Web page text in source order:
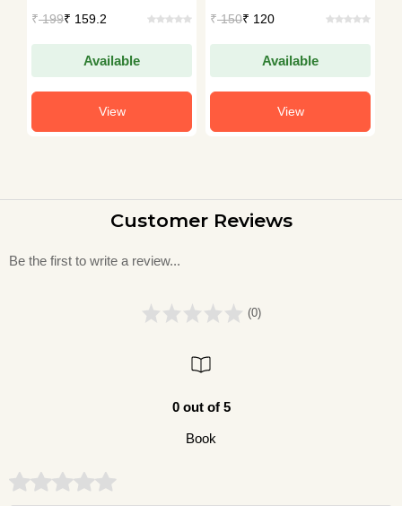
₹199₹ 159.2
Available
View
₹150₹ 120
Available
View
Customer Reviews
Be the first to write a review...
(0)
0 out of 5
Book